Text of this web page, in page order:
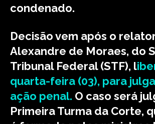
condenado.
Decisão vem após o
Alexandre de Moraes, do
Tribunal Federal (STF), l
quarta-feira (03), para
ação penal. O caso será
Primeira Turma da Corte,